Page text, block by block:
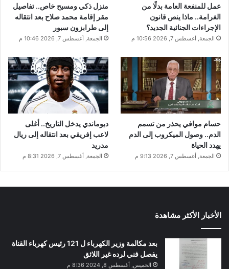
عمل للمنفعة العامة بدلًا من
الغرامة.. ماذا ينص قانون
الإجراءات الجنائية الجديد؟
الجمعة, أغسطس 7, 2026 10:56 م
منزل ذكي ومسبح خاص.. تفاصيل
مقر إقامة محمد صلاح بعد انتقاله
إلى طرابزون سبور
الجمعة, أغسطس 7, 2026 10:46 م
حسام موافي يحذر من تسمم
الدم.. وصول الميكروب إلى الدم
يهدد الحياة
الجمعة, أغسطس 7, 2026 9:13 م
ديوماندي يدخل التاريخ.. أغلى
لاعب إفريقي بعد انتقاله إلى ريال
مدريد
الجمعة, أغسطس 7, 2026 8:31 م
الأخبار الأكثر مشاهدة
بعد مكالمة وزير الكهرباء ل 121 رئيس كهرباء القناة
يفصل فني لرده غير اللائق
الخميس, أغسطس 8, 2024 8:36 م